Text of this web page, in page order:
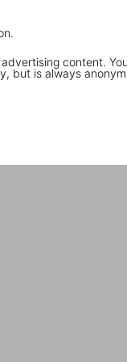
content.
but is always